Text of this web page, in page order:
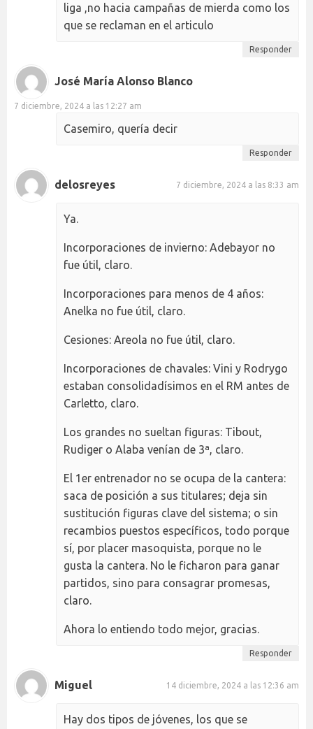
liga ,no hacia campañas de mierda como los
que se reclaman en el articulo
Responder
José María Alonso Blanco
7 diciembre, 2024 a las 12:27 am
Casemiro, quería decir
Responder
delosreyes 7 diciembre, 2024 a las 8:33 am
Ya.
Incorporaciones de invierno: Adebayor no
fue útil, claro.
Incorporaciones para menos de 4 años:
Anelka no fue útil, claro.
Cesiones: Areola no fue útil, claro.
Incorporaciones de chavales: Vini y Rodrygo
estaban consolidadísimos en el RM antes de
Carletto, claro.
Los grandes no sueltan figuras: Tibout,
Rudiger o Alaba venían de 3ª, claro.
El 1er entrenador no se ocupa de la cantera:
saca de posición a sus titulares; deja sin
sustitución figuras clave del sistema; o sin
recambios puestos específicos, todo porque
sí, por placer masoquista, porque no le
gusta la cantera. No le ficharon para ganar
partidos, sino para consagrar promesas,
claro.
Ahora lo entiendo todo mejor, gracias.
Responder
Miguel 14 diciembre, 2024 a las 12:36 am
Hay dos tipos de jóvenes, los que se